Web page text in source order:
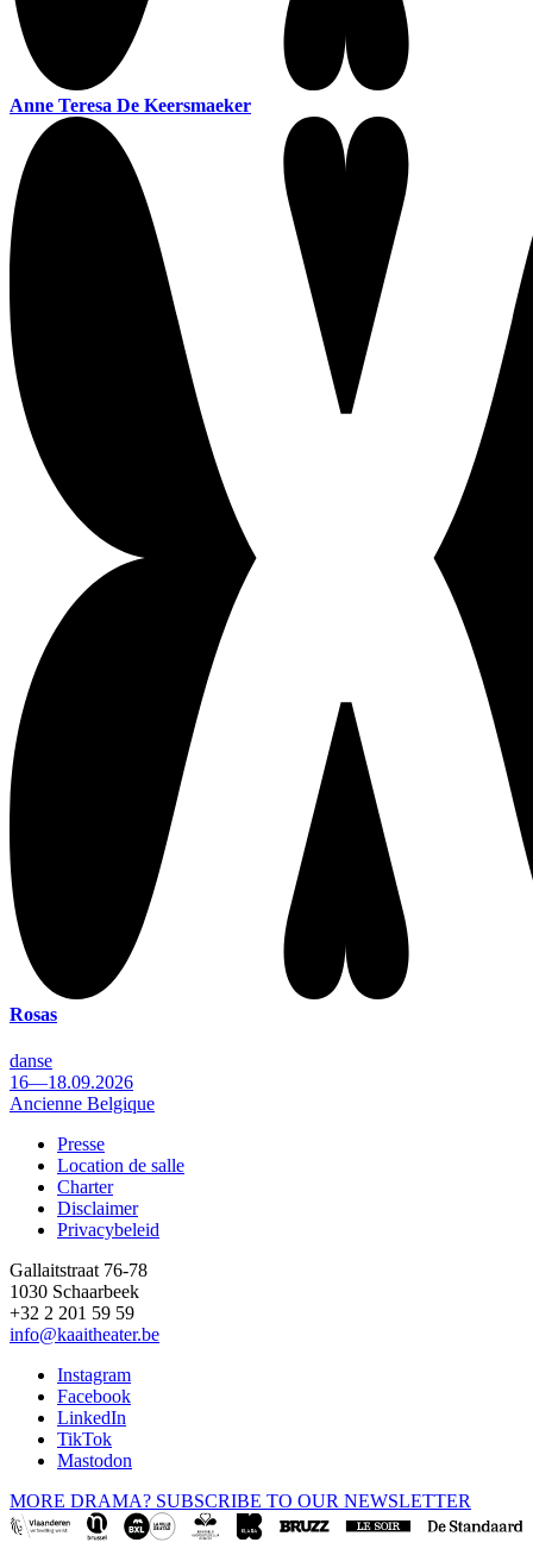
Anne Teresa De Keersmaeker
Rosas
danse
16—18.09.2026
Ancienne Belgique
Footer
Presse
Location de salle
Charter
Disclaimer
Privacybeleid
Gallaitstraat 76-78
1030 Schaarbeek
+32 2 201 59 59
info@kaaitheater.be
Instagram
Facebook
LinkedIn
TikTok
Mastodon
MORE DRAMA? SUBSCRIBE TO OUR NEWSLETTER